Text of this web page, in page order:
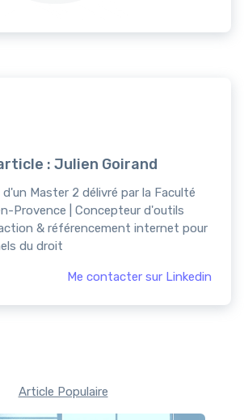
: Julien Goirand
Master 2 délivré par la Faculté
Provence | Concepteur d'outils
& référencement internet pour
du droit
Me contacter sur Linkedin
Article Populaire